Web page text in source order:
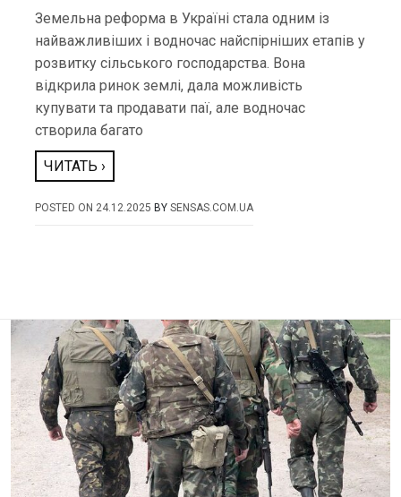
Земельна реформа в Україні стала одним із
найважливіших і водночас найспірніших етапів у
розвитку сільського господарства. Вона
відкрила ринок землі, дала можливість
купувати та продавати паї, але водночас
створила багато
ЧИТАТЬ ›
POSTED ON 24.12.2025 BYSENSAS.COM.UA